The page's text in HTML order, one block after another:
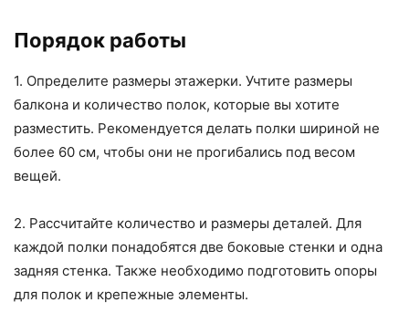
Порядок работы
1. Определите размеры этажерки. Учтите размеры
балкона и количество полок, которые вы хотите
разместить. Рекомендуется делать полки шириной не
более 60 см, чтобы они не прогибались под весом
вещей.
2. Рассчитайте количество и размеры деталей. Для
каждой полки понадобятся две боковые стенки и одна
задняя стенка. Также необходимо подготовить опоры
для полок и крепежные элементы.